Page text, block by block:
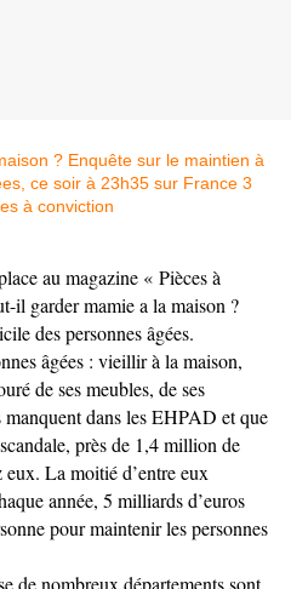
au magazine « Pièces à
il garder mamie a la maison ?
des personnes âgées.
âgées : vieillir à la maison,
de ses meubles, de ses
dans les EHPAD et que
près de 1,4 million de
La moitié d’entre eux
année, 5 milliards d’euros
pour maintenir les personnes
de nombreux départements sont